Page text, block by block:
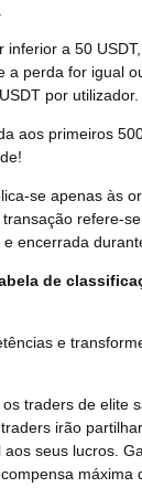
inferior a 50
a perda for igual
por utilizador.
aos primeiros
se apenas às
refere-
encerrada
de
e
traders de elite
irão
seus lucros.
máxima